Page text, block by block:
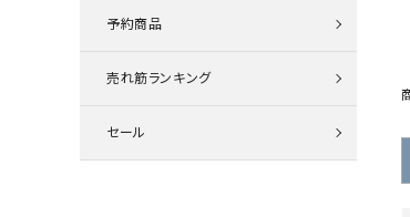
予約商品
売れ筋ランキング
セール